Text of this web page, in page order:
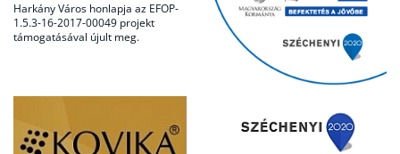
Harkány Város honlapja az EFOP-
1.5.3-16-2017-00049 projekt
támogatásával újult meg.